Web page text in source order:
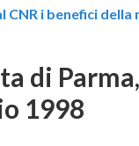
CNR i benefici della
di
1998